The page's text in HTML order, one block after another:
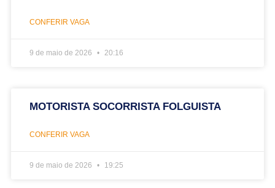
CONFERIR VAGA
9 de maio de 2026 20:16
MOTORISTA SOCORRISTA FOLGUISTA
CONFERIR VAGA
9 de maio de 2026 19:25